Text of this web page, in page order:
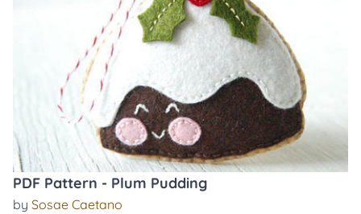
PDF Pattern - Plum Pudding
by Sosae Caetano